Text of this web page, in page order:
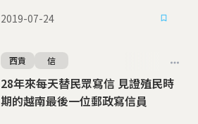
2019-07-24
28年來每天替民眾寫信 見證殖民時
期的越南最後一位郵政寫信員
西貢 信